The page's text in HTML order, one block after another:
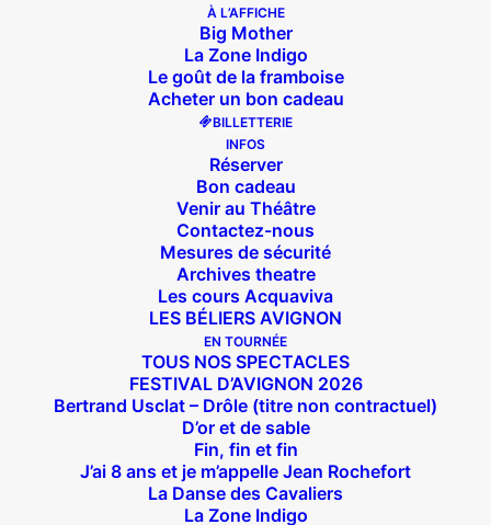
À L’AFFICHE
Big Mother
La Zone Indigo
Le goût de la framboise
Acheter un bon cadeau
BILLETTERIE
INFOS
Réserver
Bon cadeau
Venir au Théâtre
Contactez-nous
Mesures de sécurité
Archives theatre
Les cours Acquaviva
LES BÉLIERS AVIGNON
EN TOURNÉE
TOUS NOS SPECTACLES
FESTIVAL D’AVIGNON 2026
Bertrand Usclat – Drôle (titre non contractuel)
D’or et de sable
Fin, fin et fin
J’ai 8 ans et je m’appelle Jean Rochefort
La Danse des Cavaliers
La Zone Indigo
vivant mag
La petite boutique de magie